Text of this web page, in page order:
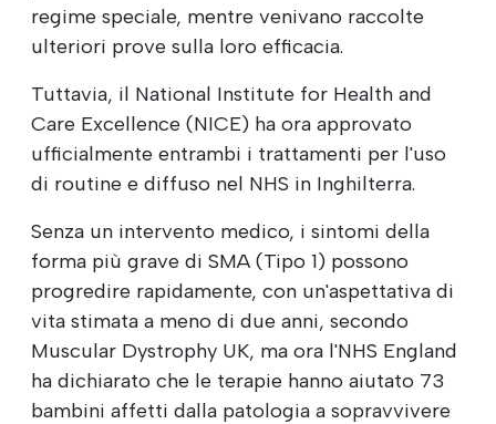
regime speciale, mentre venivano raccolte
ulteriori prove sulla loro efficacia.
Tuttavia, il National Institute for Health and
Care Excellence (NICE) ha ora approvato
ufficialmente entrambi i trattamenti per l'uso
di routine e diffuso nel NHS in Inghilterra.
Senza un intervento medico, i sintomi della
forma più grave di SMA (Tipo 1) possono
progredire rapidamente, con un'aspettativa di
vita stimata a meno di due anni, secondo
Muscular Dystrophy UK, ma ora l'NHS England
ha dichiarato che le terapie hanno aiutato 73
bambini affetti dalla patologia a sopravvivere